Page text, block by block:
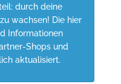
durch deine
wachsen! Die hier
Informationen
Shops und
aktualisiert.